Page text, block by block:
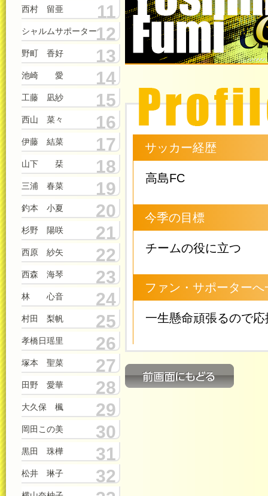
西村 留亜 11
シャルムサポーター12
野町 香好 13
池崎 愛 14
工藤 凪紗 15
西山 菜々 16
伊藤 結菜 17
山下 栞 18
三浦 春菜 19
釣本 小夏 20
杉野 陽咲 21
西原 紗矢 22
西森 海琴 23
林 心音 24
村田 梨帆 25
孝橋日瑶里 26
塚本 聖菜 27
田野 愛華 28
大久保 楓 29
岡田この美 30
黒田 珠樺 31
松井 琳子 32
サッカー経歴
高島FC
今季の目標
チームの役に立つ
ファン・サポーターへ
一生懸命頑張るので